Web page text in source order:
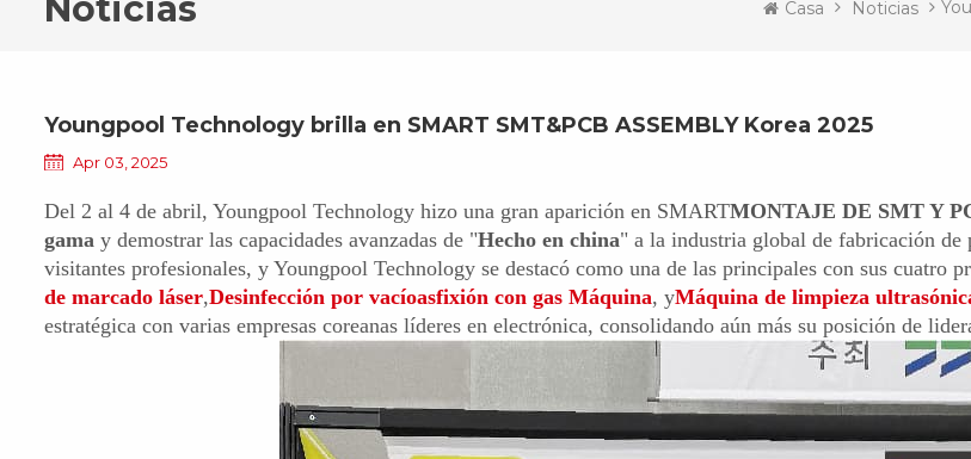
Casa Noticias
Youngpool Technology brilla en SMART SMT&PCB ASSEMBLY Korea 2025
Apr 03, 2025
Del 2 al 4 de abril, Youngpool Technology hizo una gran aparición en SMARTMONTAJE DE SMT Y
gama y demostrar las capacidades avanzadas de "Hecho en china" a la industria global de fabricación de
visitantes profesionales, y Youngpool Technology se destacó como una de las principales con sus cuatro
de marcado láser,Desinfección por vacíoasfixión con gas Máquina, yMáquina de limpieza
estratégica con varias empresas coreanas líderes en electrónica, consolidando aún más su posición de